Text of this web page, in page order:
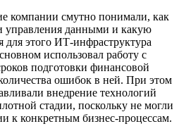
компании смутно понимали, как
управления данными и какую
для этого ИТ-инфраструктура
использовал работу с
подготовки финансовой
ошибок в ней. При этом
внедрение технологий
стадии, поскольку не могли
к конкретным бизнес-процессам.